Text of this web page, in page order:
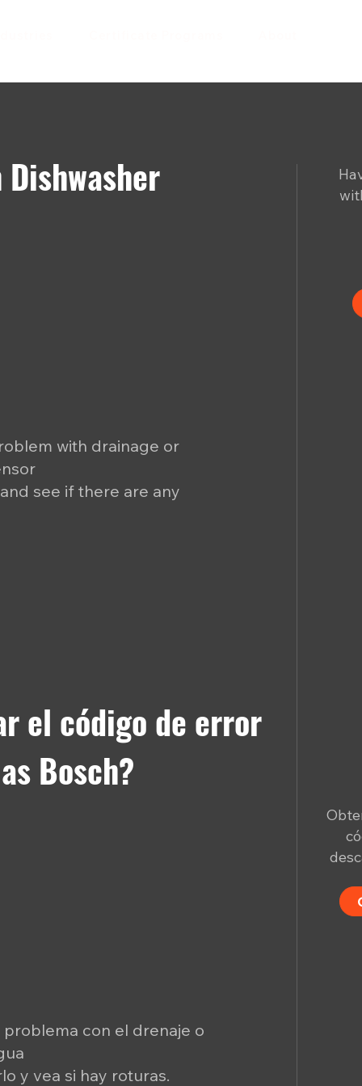
with drainage or
see if there are any
el código de error
Bosch?
con el drenaje o
y vea si hay roturas.